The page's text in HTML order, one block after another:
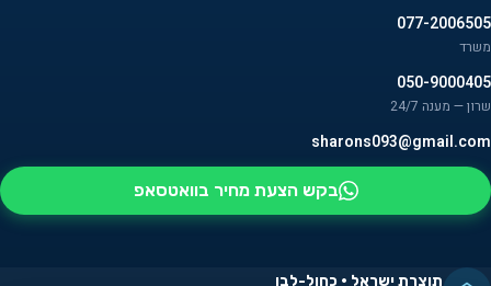
077-2006505
משרד
050-9000405
שרון — מענה 24/7
sharons093@gmail.com
בקש הצעת מחיר בוואטסאפ
תוצרת ישראל · כחול-לבן